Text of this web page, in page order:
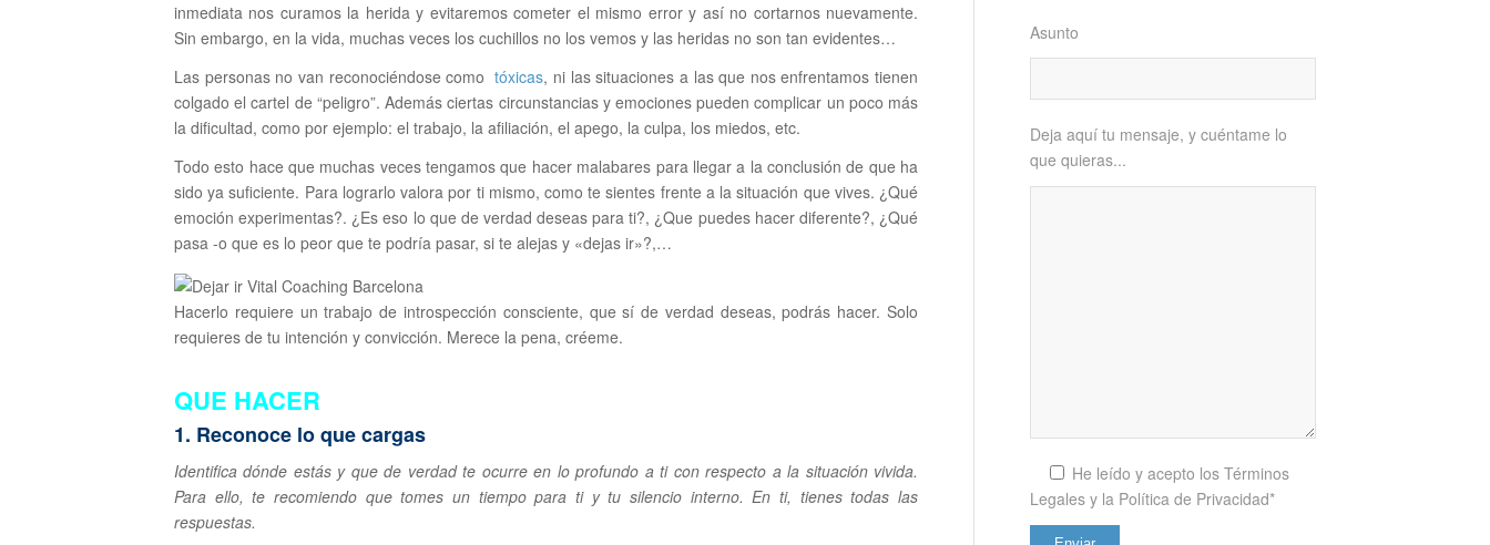
inmediata nos curamos la herida y evitaremos cometer el mismo error y así no cortarnos nuevamente.
Sin embargo, en la vida, muchas veces los cuchillos no los vemos y las heridas no son tan evidentes…
Las personas no van reconociéndose comotóxicas, ni las situaciones a las que nos enfrentamos tienen
colgado el cartel de “peligro”. Además ciertas circunstancias y emociones pueden complicar un poco más
la dificultad, como por ejemplo: el trabajo, la afiliación, el apego, la culpa, los miedos, etc.
Todo esto hace que muchas veces tengamos que hacer malabares para llegar a la conclusión de que ha
sido ya suficiente. Para lograrlo valora por ti mismo, como te sientes frente a la situación que vives. ¿Qué
emoción experimentas?. ¿Es eso lo que de verdad deseas para ti?, ¿Que puedes hacer diferente?, ¿Qué
pasa -o que es lo peor que te podría pasar, si te alejas y «dejas ir»?,…
Hacerlo requiere un trabajo de introspección consciente, que sí de verdad deseas, podrás hacer. Solo
requieres de tu intención y convicción. Merece la pena, créeme.
QUE HACER
1. Reconoce lo que cargas
Identifica dónde estás y que de verdad te ocurre en lo profundo a ti con respecto a la situación vivida.
Para ello, te recomiendo que tomes un tiempo para ti y tu silencio interno. En ti, tienes todas las
respuestas.
Asunto
Deja aquí tu mensaje, y cuéntame lo
que quieras...
He leído y acepto los Términos
Legales y la Política de Privacidad*